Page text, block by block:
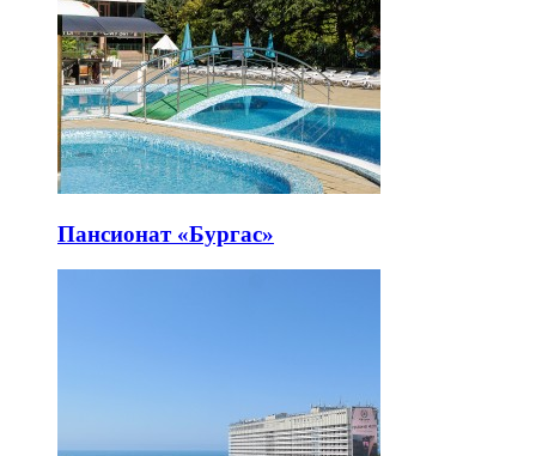
Пансионат «Бургас»